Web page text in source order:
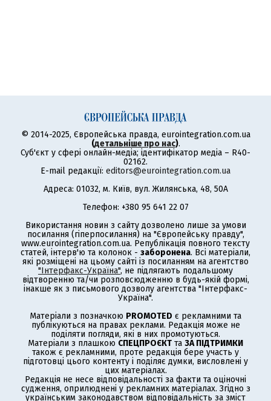
© 2014-2025, Європейська правда, eurointegration.com.ua
(детальніше про нас).
Суб'єкт у сфері онлайн-медіа; ідентифікатор медіа – R40-
02162.
E-mail редакції: editors@eurointegration.com.ua
Адреса: 01032, м. Київ, вул. Жилянська, 48, 50А
Телефон: +380 95 641 22 07
Використання новин з сайту дозволено лише за умови
посилання (гіперпосилання) на "Європейську правду",
www.eurointegration.com.ua. Републікація повного тексту
статей, інтерв'ю та колонок - заборонена. Всі матеріали,
які розміщені на цьому сайті із посиланням на агентство
"Інтерфакс-Україна", не підлягають подальшому
відтворенню та/чи розповсюдженню в будь-якій формі,
інакше як з письмового дозволу агентства "Інтерфакс-
Україна".
Матеріали з позначкою PROMOTED є рекламними та
публікуються на правах реклами. Редакція може не
поділяти погляди, які в них промотуються.
Матеріали з плашкою СПЕЦПРОЄКТ та ЗА ПІДТРИМКИ
також є рекламними, проте редакція бере участь у
підготовці цього контенту і поділяє думки, висловлені у
цих матеріалах.
Редакція не несе відповідальності за факти та оціночні
судження, оприлюднені у рекламних матеріалах. Згідно з
українським законодавством відповідальність за зміст